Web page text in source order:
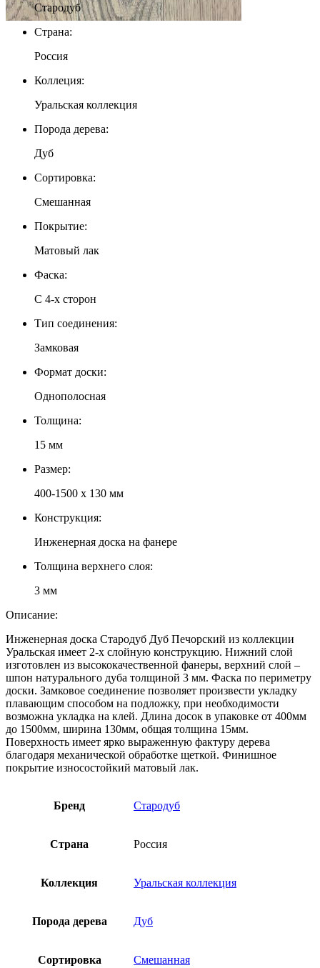
Стародуб
Страна:
Россия
Коллеция:
Уральская коллекция
Порода дерева:
Дуб
Сортировка:
Смешанная
Покрытие:
Матовый лак
Фаска:
С 4-x сторон
Тип соединения:
Замковая
Формат доски:
Однополосная
Толщина:
15 мм
Размер:
400-1500 х 130 мм
Конструкция:
Инженерная доска на фанере
Толщина верхнего слоя:
3 мм
Описание:
Инженерная доска Стародуб Дуб Печорский из коллекции
Уральская имеет 2-х слойную конструкцию. Нижний слой
изготовлен из высококачественной фанеры, верхний слой –
шпон натурального дуба толщиной 3 мм. Фаска по периметру
доски. Замковое соединение позволяет произвести укладку
плавающим способом на подложку, при необходимости
возможна укладка на клей. Длина досок в упаковке от 400мм
до 1500мм, ширина 130мм, общая толщина 15мм.
Поверхность имеет ярко выраженную фактуру дерева
благодаря механической обработке щеткой. Финишное
покрытие износостойкий матовый лак.
Бренд Стародуб
Страна Россия
Коллекция Уральская коллекция
Порода дерева Дуб
Сортировка Смешанная